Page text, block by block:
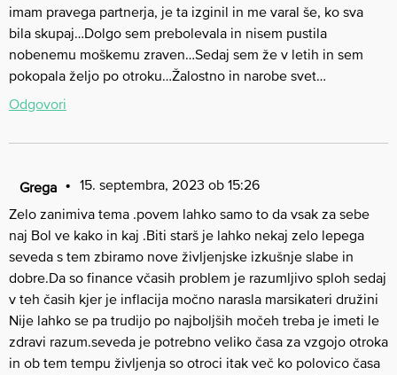
imam pravega partnerja, je ta izginil in me varal še, ko sva
bila skupaj…Dolgo sem prebolevala in nisem pustila
nobenemu moškemu zraven…Sedaj sem že v letih in sem
pokopala željo po otroku…Žalostno in narobe svet…
Odgovori
Grega
15. septembra, 2023 ob 15:26
Zelo zanimiva tema .povem lahko samo to da vsak za sebe
naj Bol ve kako in kaj .Biti starš je lahko nekaj zelo lepega
seveda s tem zbiramo nove življenjske izkušnje slabe in
dobre.Da so finance včasih problem je razumljivo sploh sedaj
v teh časih kjer je inflacija močno narasla marsikateri družini
Nije lahko se pa trudijo po najboljših močeh treba je imeti le
zdravi razum.seveda je potrebno veliko časa za vzgojo otroka
in ob tem tempu življenja so otroci itak več ko polovico časa